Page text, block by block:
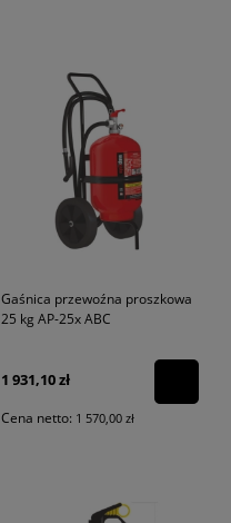
Gaśnica przewoźna proszkowa
25 kg AP-25x ABC
1 931,10 zł
Cena netto: 1 570,00 zł